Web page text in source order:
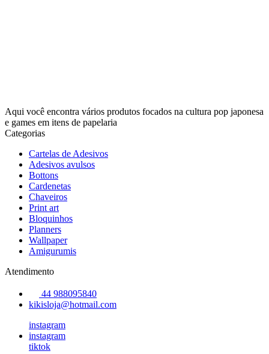
Aqui você encontra vários produtos focados na cultura pop japonesa
e games em itens de papelaria
Categorias
Cartelas de Adesivos
Adesivos avulsos
Bottons
Cardenetas
Chaveiros
Print art
Bloquinhos
Planners
Wallpaper
Amigurumis
Atendimento
44 988095840
kikisloja@hotmail.com
instagram
instagram
tiktok